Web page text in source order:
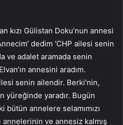
kızı Gülistan Doku’nun annesi
dedim ‘CHP ailesi senin
ve adalet aramada senin
annesini aradım.
senin ailendir. Berki’nin,
yüreğinde yaradır. Bugün
bütün annelere selamımızı
ve annesiz kalmış